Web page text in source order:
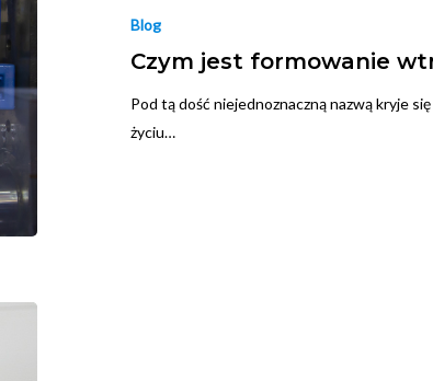
Blog
Czym jest formowanie
Pod tą dość niejednoznaczną nazwą kryje
życiu…